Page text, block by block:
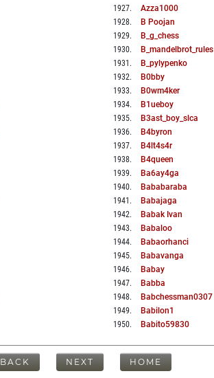
1927. Azza1000
1928. B Poojan
1929. B_g_chess
1930. B_mandelbrot_rules
1931 . B_pylypenko
1932. B0bby
1933. B0wm4ker
1934. B1ueboy
1935. B3ast_boy_slca
1936. B4byron
1937. B4lt4s4r
1938. B4queen
1939. Ba6ay4ga
1940. Bababaraba
1941 . Babajaga
1942. Babak Ivan
1943. Babaloo
1944. Babaorhanci
1945. Babavanga
1946. Babay
1947. Babba
1948. Babchessman0307
1949. Babilon1
1950. Babito59830
BACK NEXT HOME